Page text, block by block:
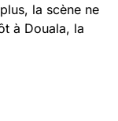
la scène ne
à Douala, la